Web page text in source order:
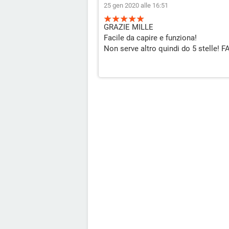
25 gen 2020 alle 16:51
GRAZIE MILLE
Facile da capire e funziona!
Non serve altro quindi do 5 stelle!